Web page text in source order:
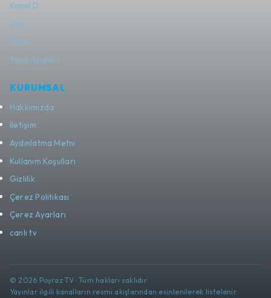
Kanal D
Star
Show
Yayın akışları
KURUMSAL
Hakkımızda
İletişim
Aydınlatma Metni
Kullanım Koşulları
Gizlilik
Çerez Politikası
Çerez Ayarları
canlı tv
© 2026 Poyraz TV · Tüm hakları saklıdır.
Yayınlar ilgili kanalların resmi akışlarından esinlenilerek listelenir.